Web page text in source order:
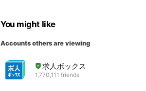
You might like
Accounts others are viewing
求人ボックス
1,770,111 friends